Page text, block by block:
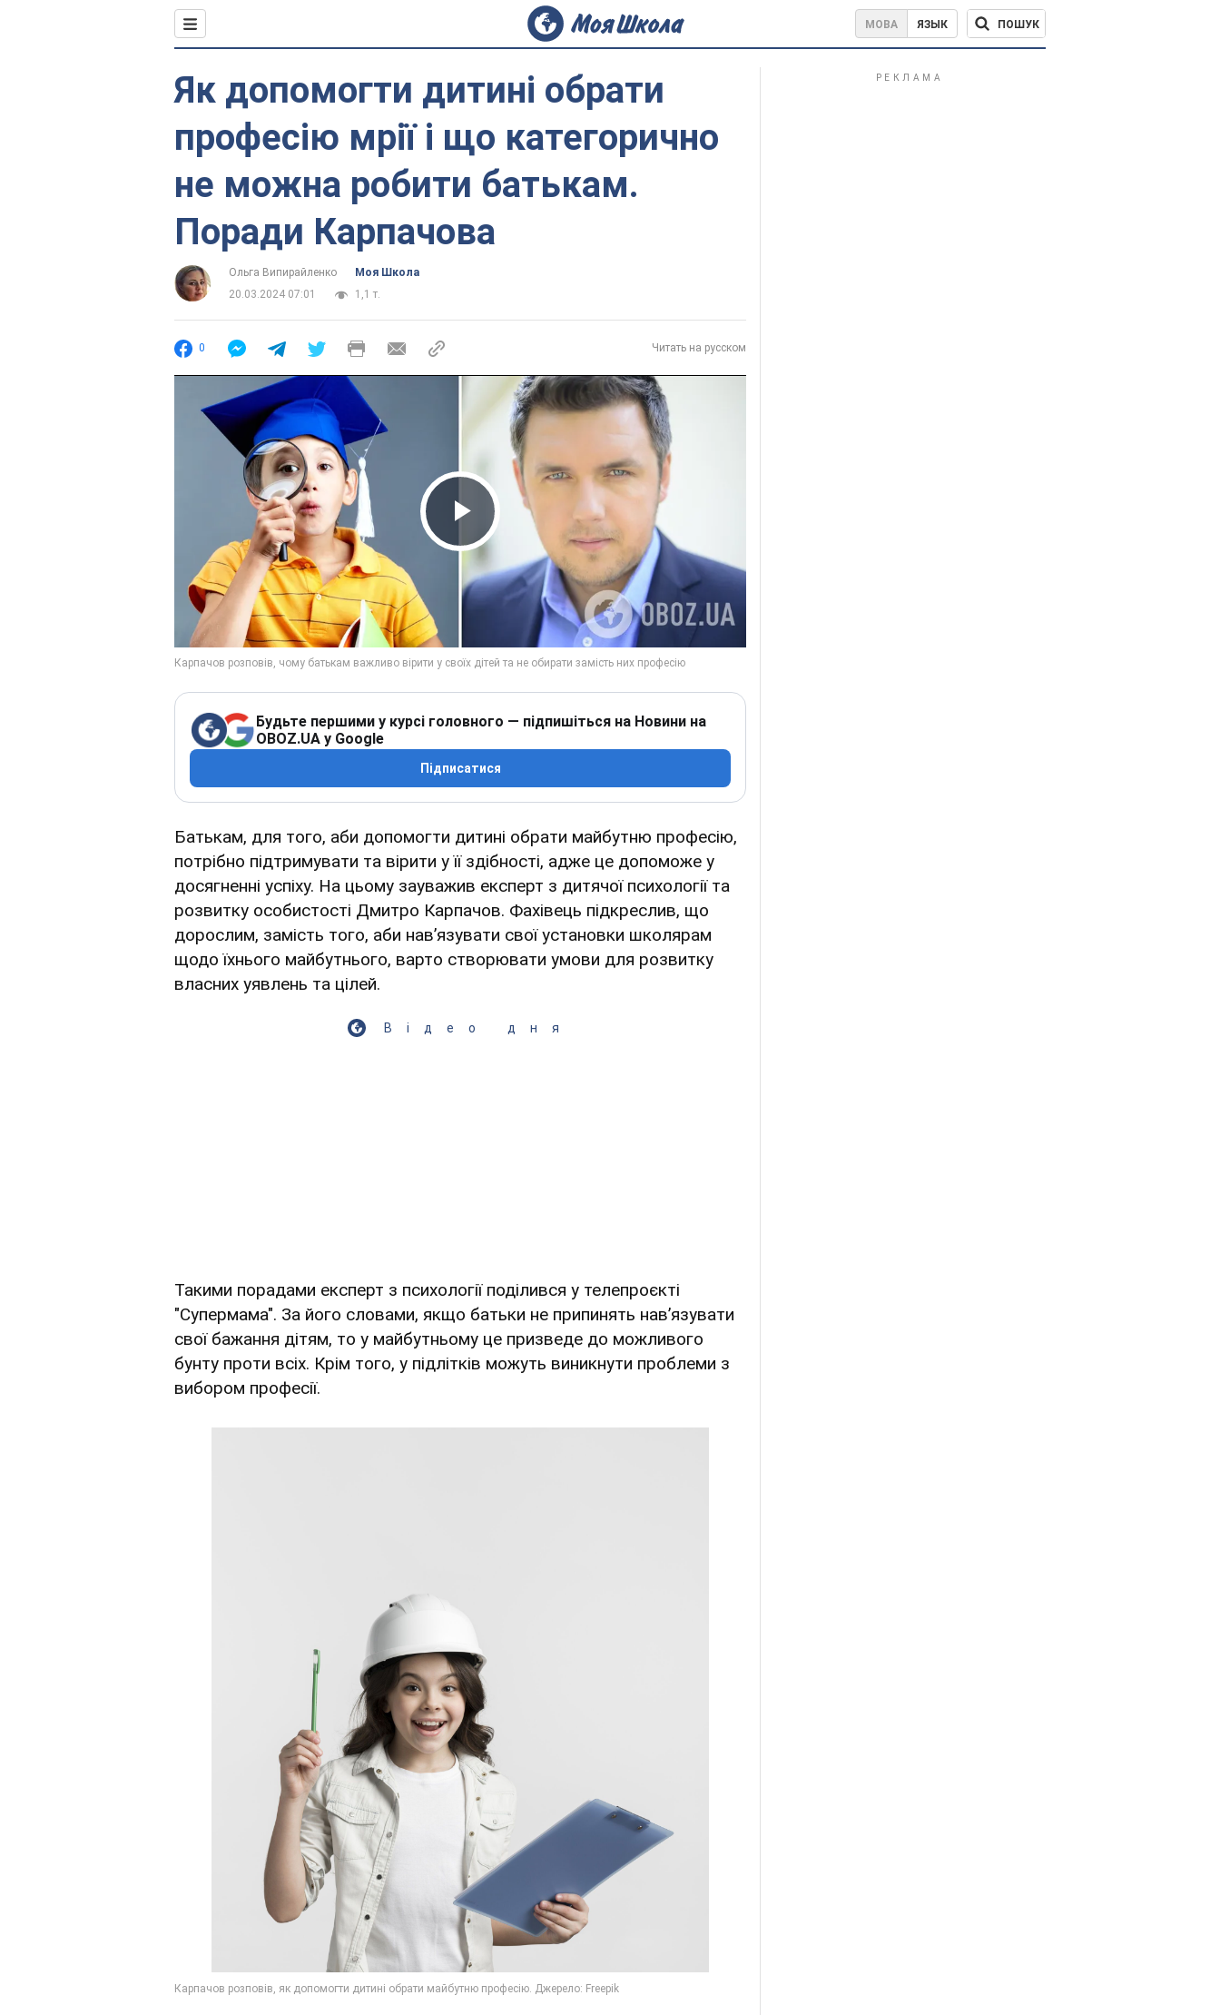
МОВА ЯЗЫК ПОШУК
Як допомогти дитині обрати
професію мрії і що категорично
не можна робити батькам.
Поради Карпачова
Ольга Випирайленко
Моя Школа
20.03.2024 07:01
1,1 т.
0 Читать на русском
Play Video
Будьте першими у курсі головного — підпишіться на Новини на
OBOZ.UA у Google
Підписатися
Батькам, для того, аби допомогти дитині обрати майбутню професію,
потрібно підтримувати та вірити у її здібності, адже це допоможе у
досягненні успіху. На цьому зауважив експерт з дитячої психології та
розвитку особистості Дмитро Карпачов. Фахівець підкреслив, що
дорослим, замість того, аби навʼязувати свої установки школярам
щодо їхнього майбутнього, варто створювати умови для розвитку
власних уявлень та цілей.
Відео дня
Такими порадами експерт з психології поділився у телепроєкті
"Супермама". За його словами, якщо батьки не припинять навʼязувати
свої бажання дітям, то у майбутньому це призведе до можливого
бунту проти всіх. Крім того, у підлітків можуть виникнути проблеми з
вибором професії.